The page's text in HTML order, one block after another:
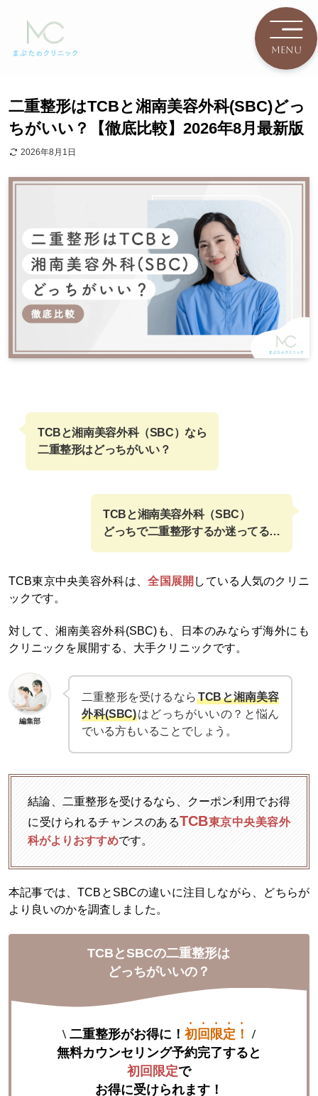
二重整形はTCBと湘南美容外科(SBC)どっ
ちがいい？【徹底比較】2026年8月最新版
2026年8月1日
TCBと湘南美容外科（SBC）なら
二重整形はどっちがいい？
TCBと湘南美容外科（SBC）
どっちで二重整形するか迷ってる…
TCB東京中央美容外科は、全国展開 している人気のクリニ
ックです。
対して、湘南美容外科(SBC)も、日本のみならず海外にも
クリニックを展開する、大手クリニックです。
編集部
二重整形を受けるならTCBと湘南美容
外科(SBC) はどっちがいいの？と悩ん
でいる方もいることでしょう。
結論、二重整形を受けるなら、クーポン利用でお得
に受けられるチャンスのあるTCB東京中央美容外
科がよりおすすめです。
本記事では、TCBとSBCの違いに注目しながら、どちらが
より良いのかを調査しました。
TCBとSBCの二重整形は
どっちがいいの？
\ 二重整形がお得に！ 初回限定！ /
初回限定で
お得に受けられます！